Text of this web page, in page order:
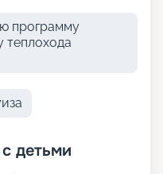
программу
теплохода
детьми